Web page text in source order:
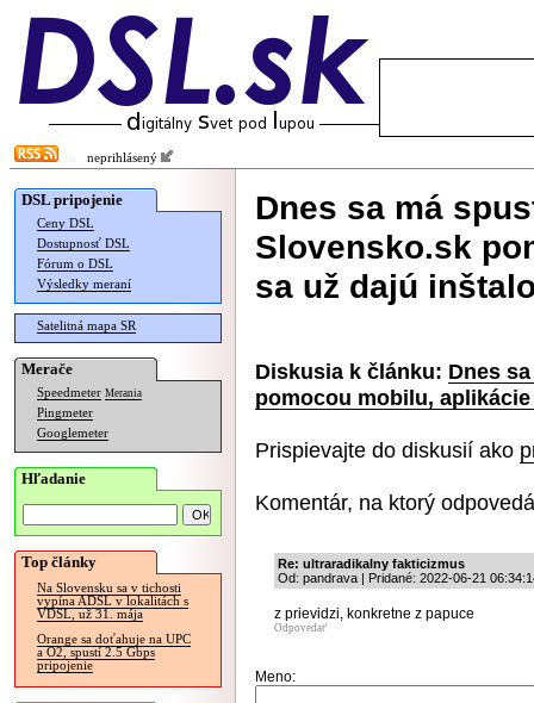
neprihlásený
DSL pripojenie
Ceny DSL
Dostupnosť DSL
Fórum o DSL
Výsledky meraní
Satelitná mapa SR
Merače
Speedmeter Merania
Pingmeter
Googlemeter
Hľadanie
Top články
Na Slovensku sa v tichosti
vypína ADSL v lokalitách s
VDSL, už 31. mája
Orange sa doťahuje na UPC
a O2, spustí 2.5 Gbps
pripojenie
Dnes sa má
Slovensko.sk
sa už dajú
Diskusia k článku: Dnes
pomocou mobilu,
Prispievajte do diskusií ako
Komentár, na ktorý
Re: ultraradikalny fakticizmus
Od: pandrava | Pridané: 2022-06-21
z prievidzi, konkretne z papuce
Odpovedať
Meno: